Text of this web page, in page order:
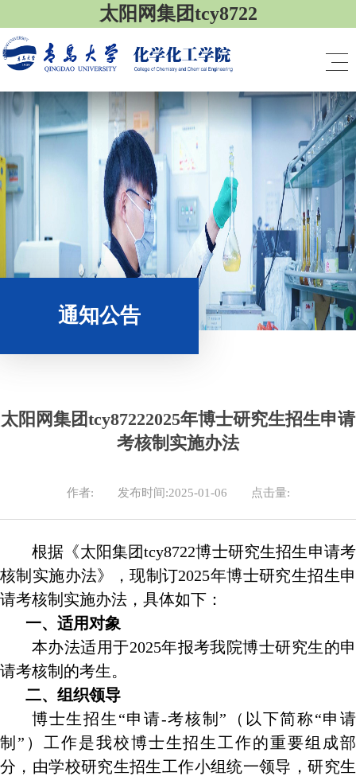
太阳网集团tcy8722
通知公告
太阳网集团tcy87222025年博士研究生招生申请
考核制实施办法
作者: 发布时间:2025-01-06 点击量:
根据《太阳集团tcy8722博士研究生招生申请考
核制实施办法》，现制订2025年博士研究生招生申
请考核制实施办法，具体如下：
一、适用对象
本办法适用于2025年报考我院博士研究生的申
请考核制的考生。
二、组织领导
博士生招生“申请-考核制” （以下简称“申请
制 ” ）工作是我校博士生招生工作的重要组成部
分，由学校研究生招生工作小组统一领导，研究生